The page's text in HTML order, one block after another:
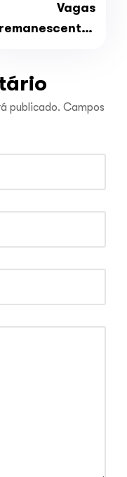
Vagas
remanescentes
publicado. Campos